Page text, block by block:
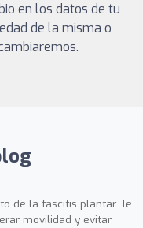
en los datos de tu
de la misma o
de la fascitis plantar. Te
movilidad y evitar